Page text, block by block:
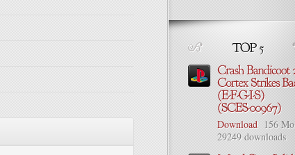
Download 156 Mo
29249 downloads